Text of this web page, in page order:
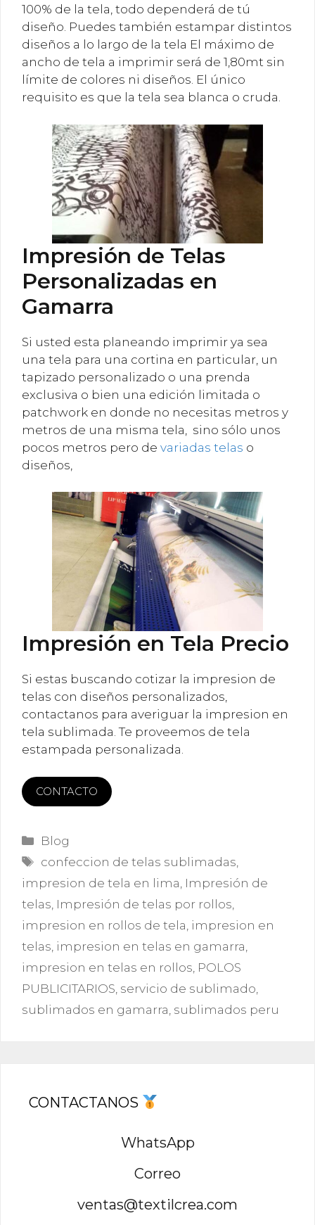
100% de la tela, todo dependerá de tú
diseño. Puedes también estampar distintos
diseños a lo largo de la tela El máximo de
ancho de tela a imprimir será de 1,80mt sin
límite de colores ni diseños. El único
requisito es que la tela sea blanca o cruda.
Impresión de Telas
Personalizadas en
Gamarra
Si usted esta planeando imprimir ya sea
una tela para una cortina en particular, un
tapizado personalizado o una prenda
exclusiva o bien una edición limitada o
patchwork en donde no necesitas metros y
metros de una misma tela, sino sólo unos
pocos metros pero de variadas telas o
diseños,
Impresión en Tela Precio
Si estas buscando cotizar la impresion de
telas con diseños personalizados,
contactanos para averiguar la impresion en
tela sublimada. Te proveemos de tela
estampada personalizada.
CONTACTO
Categorías
Blog
Etiquetas
confeccion de telas sublimadas
impresion de tela en lima Impresión de
telas Impresión de telas por rollos
impresion en rollos de tela impresion en
telas impresion en telas en gamarra
impresion en telas en rollos POLOS
PUBLICITARIOS servicio de sublimado
sublimados en gamarra sublimados peru
CONTACTANOS
WhatsApp
Correo
ventas@textilcrea.com